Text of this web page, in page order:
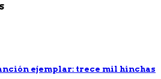
ejemplar: trece mil hinchas